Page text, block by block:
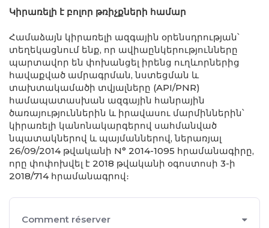
Comment réserver
Կիրառելի է բոլոր թռիչքների համար
Համաձայն կիրառելի ազգային օրենսդրության՝
տեղեկացնում ենք, որ ավիաընկերությունները
պարտավոր են փոխանցել իրենց ուղևորներից
հավաքված ամրագրման, նստեցման և
տախտակամածի տվյալները (API/PNR)
համապատասխան ազգային հանրային
ծառայություններին և իրավասու մարմիններին՝
կիրառելի կանոնակարգերով սահմանված
նպատակներով և պայմաններով, ներառյալ
26/09/2014 թվականի N° 2014-1095 հրամանագիրը,
որը փոփոխվել է 2018 թվականի օգոստոսի 3-ի
2018/714 հրամանագրով։